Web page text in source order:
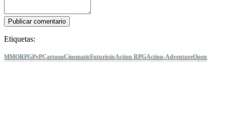
Publicar comentario
Etiquetas:
MMORPGPvPCartoonCinematicFuturisticAction RPGAction-AdventureOpen